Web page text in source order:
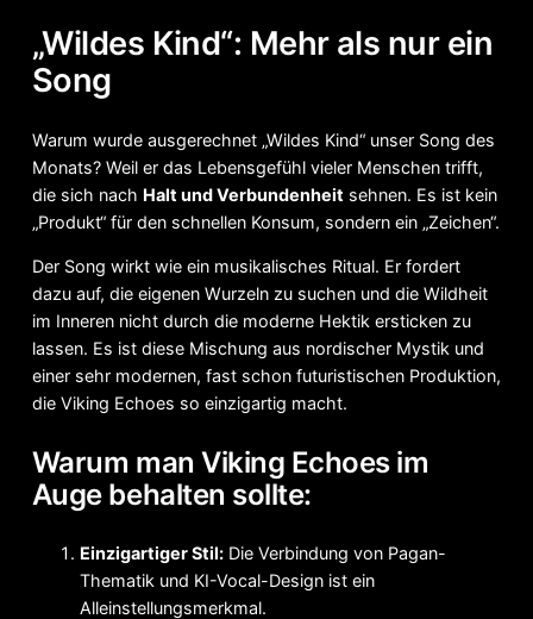
„Wildes Kind“: Mehr als nur ein
Song
Warum wurde ausgerechnet „Wildes Kind“ unser Song des
Monats? Weil er das Lebensgefühl vieler Menschen trifft,
die sich nach Halt und Verbundenheit sehnen. Es ist kein
„Produkt“ für den schnellen Konsum, sondern ein „Zeichen“.
Der Song wirkt wie ein musikalisches Ritual. Er fordert
dazu auf, die eigenen Wurzeln zu suchen und die Wildheit
im Inneren nicht durch die moderne Hektik ersticken zu
lassen. Es ist diese Mischung aus nordischer Mystik und
einer sehr modernen, fast schon futuristischen Produktion,
die Viking Echoes so einzigartig macht.
Warum man Viking Echoes im
Auge behalten sollte:
Einzigartiger Stil:Die Verbindung von Pagan-
Thematik und KI-Vocal-Design ist ein
Alleinstellungsmerkmal.